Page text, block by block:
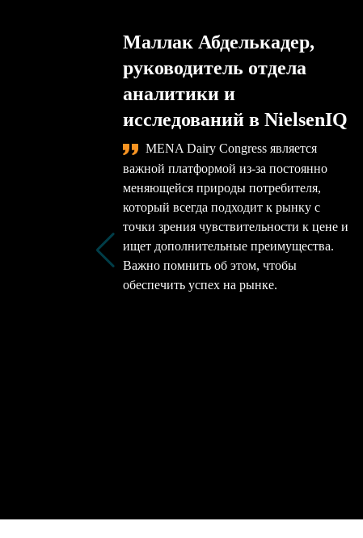
Маллак Абделькадер,
руководитель отдела
аналитики и
исследований в NielsenIQ
MENA Dairy Congress является
важной платформой из-за постоянно
меняющейся природы потребителя,
который всегда подходит к рынку с
точки зрения чувствительности к цене и
ищет дополнительные преимущества.
Важно помнить об этом, чтобы
обеспечить успех на рынке.